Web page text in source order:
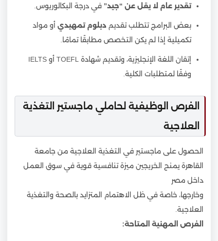
تقدير عام لا يقل عن “جيد” في درجة البكالوريوس.
بعض البرامج تتطلب تقديم دبلوم تمهيدي أو مواد
تكميلية إذا لم يكن التخصص مطابقًا تمامًا.
إتقان اللغة الإنجليزية، وتقديم شهادة TOEFL أو IELTS
وفقًا لمتطلبات الكلية.
الفرص الوظيفية لحاملي ماجستير التغذية
العلاجية
الحصول على ماجستير في التغذية العلاجية من جامعة
القاهرة يمنح الخريجين ميزة تنافسية قوية في سوق العمل
داخل مصر
وخارجها، خاصة في ظل الاهتمام المتزايد بالصحة والتغذية
العلاجية.
الفرص المهنية المتاحة: